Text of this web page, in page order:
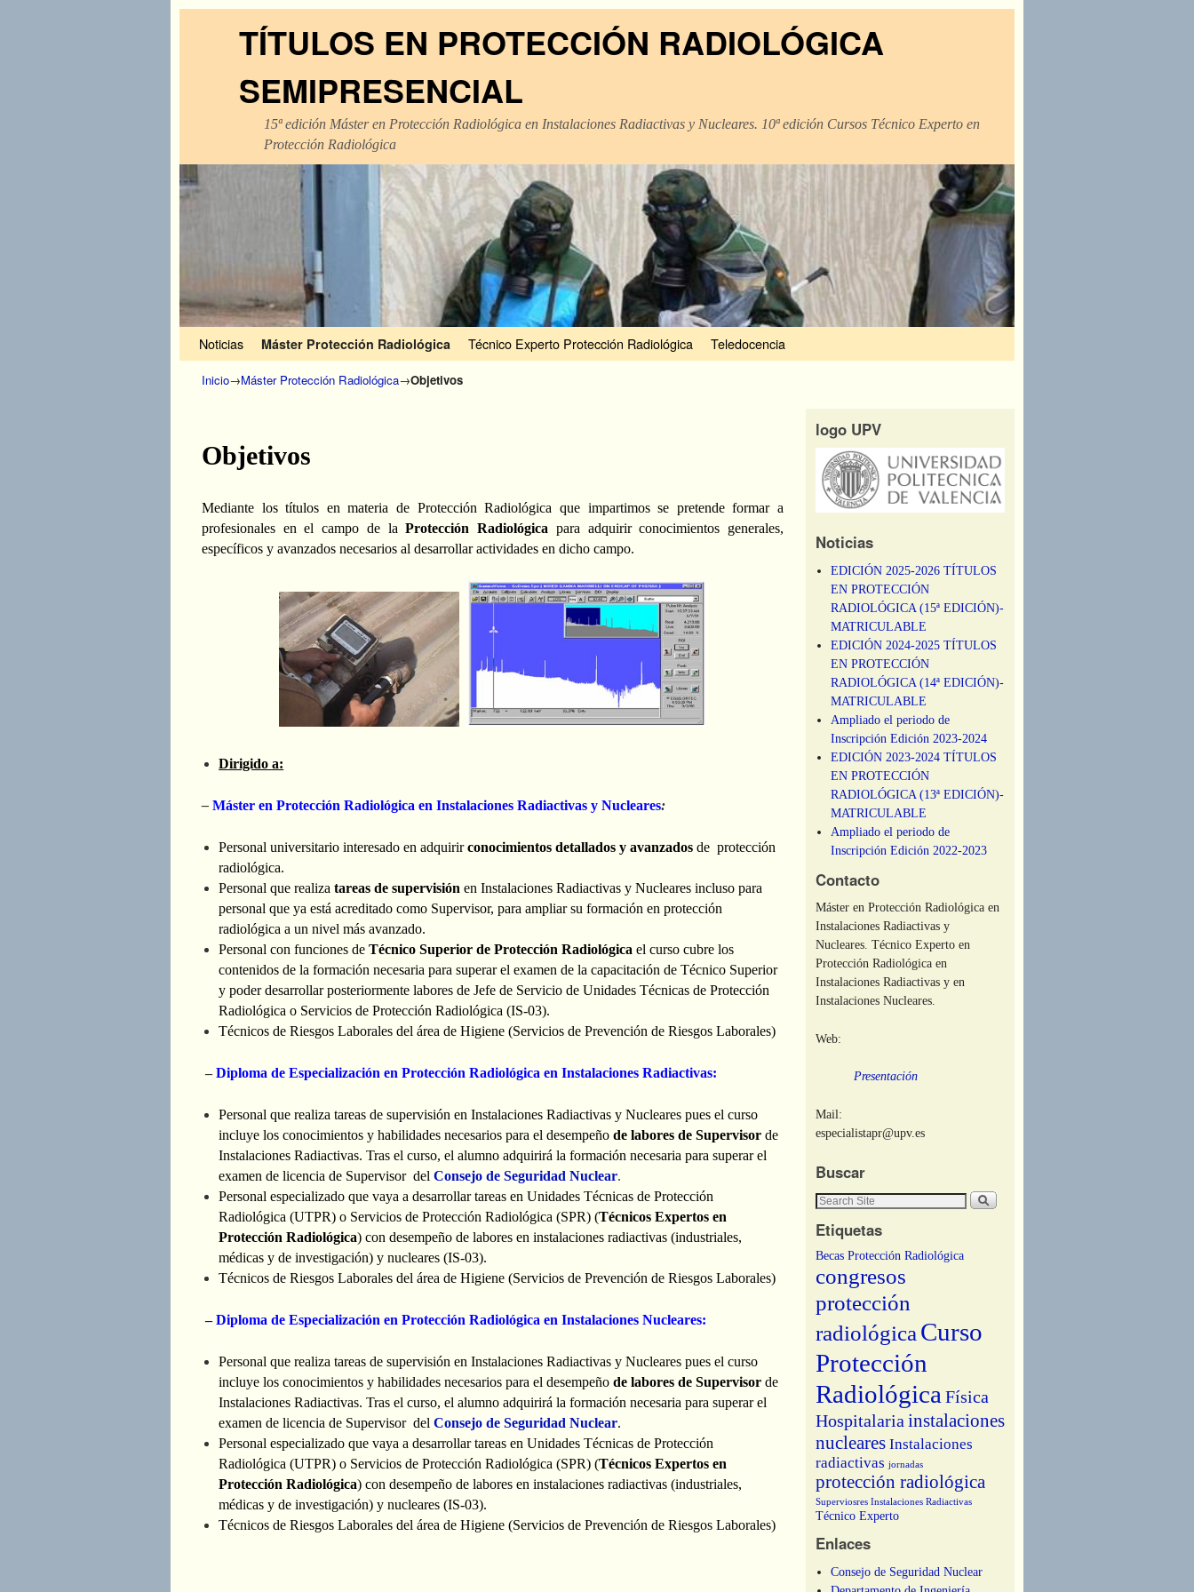
TÍTULOS EN PROTECCIÓN RADIOLÓGICA
SEMIPRESENCIAL
15ª edición Máster en Protección Radiológica en Instalaciones Radiactivas y Nucleares. 10ª edición Cursos Técnico Experto en
Protección Radiológica
Noticias Máster Protección Radiológica Técnico Experto Protección Radiológica Teledocencia
Inicio→Máster Protección Radiológica→Objetivos
Objetivos
Mediante los títulos en materia de Protección Radiológica que impartimosse pretende formar a
profesionales en el campo de laProtección Radiológica para adquirir conocimientos generales,
específicos y avanzados necesarios al desarrollar actividades en dicho campo.
Dirigido a:
– Máster en Protección Radiológica en Instalaciones Radiactivas y Nucleares:
Personal universitario interesado en adquirirconocimientos detallados y avanzados de protección
radiológica.
Personal que realizatareas de supervisión en Instalaciones Radiactivas y Nucleares incluso para
personal que ya está acreditado como Supervisor, para ampliar su formación en protección
radiológica a un nivel más avanzado.
Personal con funciones deTécnico Superior de Protección Radiológica el curso cubre los
contenidos de la formación necesaria para superar el examen de la capacitación de Técnico Superior
y poder desarrollar posteriormente labores de Jefe de Servicio de Unidades Técnicas de Protección
Radiológica o Servicios de Protección Radiológica (IS-03).
Técnicos de Riesgos Laborales del área de Higiene (Servicios de Prevención de Riesgos Laborales)
– Diploma de Especialización en Protección Radiológica en Instalaciones Radiactivas:
Personal que realiza tareas de supervisión en Instalaciones Radiactivas y Nucleares pues el curso
incluye los conocimientos y habilidades necesarios para el desempeñode labores de Supervisor de
Instalaciones Radiactivas. Tras el curso, el alumno adquirirá la formación necesaria para superar el
examen de licencia de Supervisor del Consejo de Seguridad Nuclear.
Personal especializado que vaya a desarrollar tareas en Unidades Técnicas de Protección
Radiológica (UTPR) o Servicios de Protección Radiológica (SPR) (Técnicos Expertos en
Protección Radiológica) con desempeño de labores en instalaciones radiactivas (industriales,
médicas y de investigación) y nucleares (IS-03).
Técnicos de Riesgos Laborales del área de Higiene (Servicios de Prevención de Riesgos Laborales)
– Diploma de Especialización en Protección Radiológica en Instalaciones Nucleares:
Personal que realiza tareas de supervisión en Instalaciones Radiactivas y Nucleares pues el curso
incluye los conocimientos y habilidades necesarios para el desempeñode labores de Supervisor de
Instalaciones Radiactivas. Tras el curso, el alumno adquirirá la formación necesaria para superar el
examen de licencia de Supervisor delConsejo de Seguridad Nuclear.
Personal especializado que vaya a desarrollar tareas en Unidades Técnicas de Protección
Radiológica (UTPR) o Servicios de Protección Radiológica (SPR) (Técnicos Expertos en
Protección Radiológica) con desempeño de labores en instalaciones radiactivas (industriales,
médicas y de investigación) y nucleares (IS-03).
Técnicos de Riesgos Laborales del área de Higiene (Servicios de Prevención de Riesgos Laborales)
logo UPV
Noticias
EDICIÓN 2025-2026 TÍTULOS
EN PROTECCIÓN
RADIOLÓGICA (15ª EDICIÓN)-
MATRICULABLE
EDICIÓN 2024-2025 TÍTULOS
EN PROTECCIÓN
RADIOLÓGICA (14ª EDICIÓN)-
MATRICULABLE
Ampliado el periodo de
Inscripción Edición 2023-2024
EDICIÓN 2023-2024 TÍTULOS
EN PROTECCIÓN
RADIOLÓGICA (13ª EDICIÓN)-
MATRICULABLE
Ampliado el periodo de
Inscripción Edición 2022-2023
Contacto
Máster en Protección Radiológica en
Instalaciones Radiactivas y
Nucleares. Técnico Experto en
Protección Radiológica en
Instalaciones Radiactivas y en
Instalaciones Nucleares.
Web:
Presentación
Mail:
especialistapr@upv.es
Buscar
Etiquetas
Becas Protección Radiológica
congresos
protección
radiológica Curso
Protección
Radiológica Física
Hospitalaria instalaciones
nucleares Instalaciones
radiactivas jornadas
protección radiológica
Superviosres Instalaciones Radiactivas
Técnico Experto
Enlaces
Consejo de Seguridad Nuclear